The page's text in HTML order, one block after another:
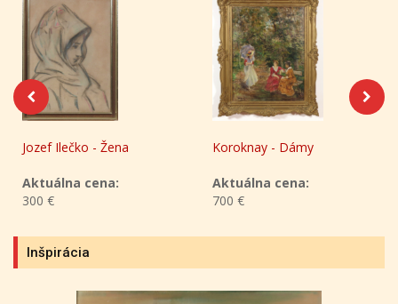
Koroknay - Dámy
Aktuálna cena:
700 €
Zoltan Ivanovič Šoltes -
Aktuálna cena:
Inšpirácia